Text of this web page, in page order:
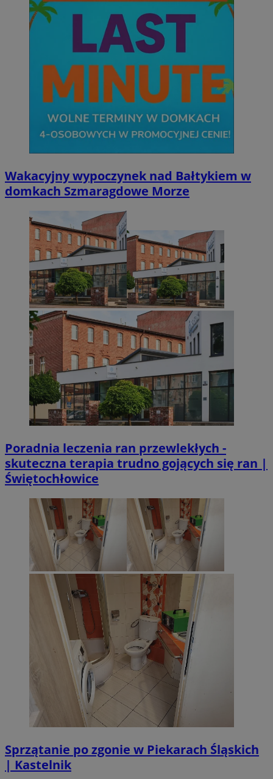
Wakacyjny wypoczynek nad Bałtykiem w
domkach Szmaragdowe Morze
Poradnia leczenia ran przewlekłych -
skuteczna terapia trudno gojących się ran |
Świętochłowice
Sprzątanie po zgonie w Piekarach Śląskich
| Kastelnik